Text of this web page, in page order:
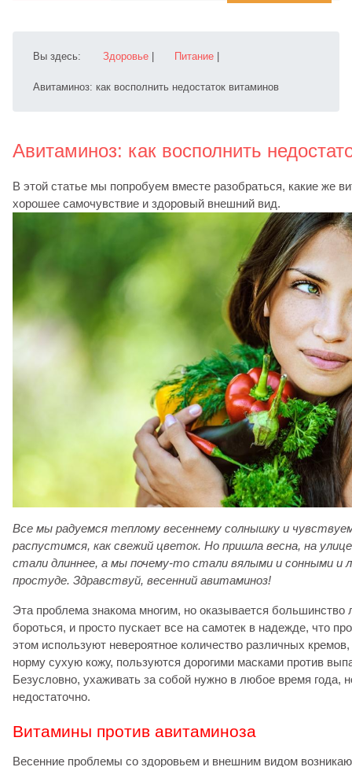
э...
свадьбу в
стил...
Вы здесь: Здоровье Питание
Авитаминоз: как восполнить недостаток витаминов
Авитаминоз: как восполнить
В этой статье мы попробуем вместе разобраться, какие же
хорошее самочувствие и здоровый внешний вид.
Все мы радуемся теплому весеннему солнышку и
распустимся, как свежий цветок. Но пришла весна, на
стали длиннее, а мы почему-то стали вялыми и сонными и
простуде. Здравствуй, весенний авитаминоз!
Эта проблема знакома многим, но оказывается большинство
бороться, и просто пускает все на самотек в надежде, что
этом используют невероятное количество различных
норму сухую кожу, пользуются дорогими масками против
Безусловно, ухаживать за собой нужно в любое время года,
недостаточно.
Витамины против авитаминоза
Весенние проблемы со здоровьем и внешним видом